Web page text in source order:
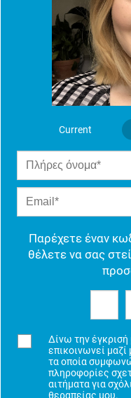
Current
Παρέχετε έναν
θέλετε να σας
Δίνω την
επικοινωνεί
τα οποία
πληροφορίες
αιτήματα για
θεραπείας μου.